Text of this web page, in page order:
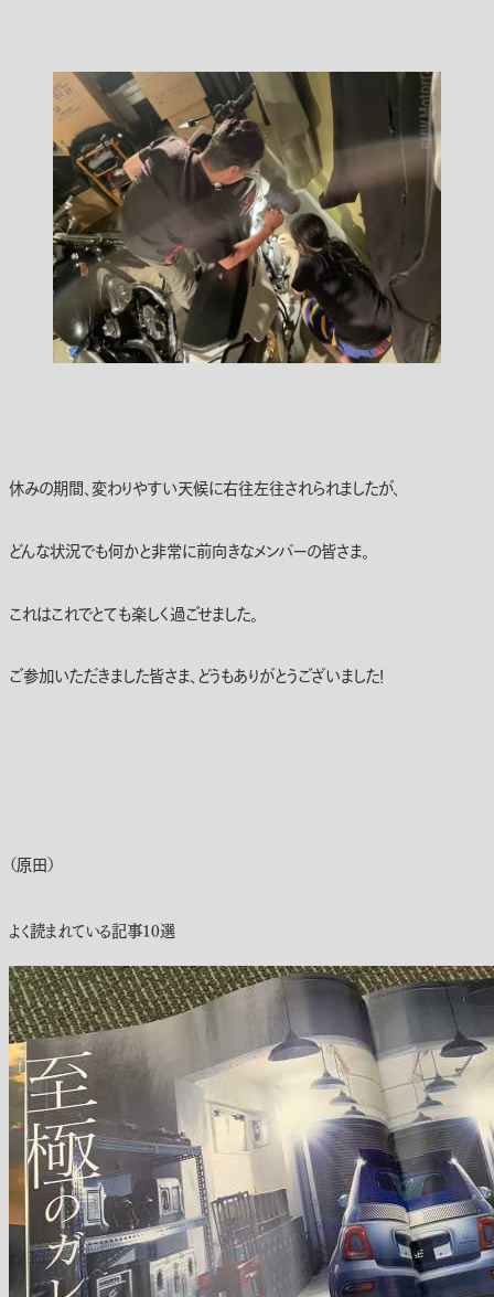
休みの期間、変わりやすい天候に右往左往されられましたが、
どんな状況でも何かと非常に前向きなメンバーの皆さま。
これはこれでとても楽しく過ごせました。
ご参加いただきました皆さま、どうもありがとうございました！
（原田）
よく読まれている記事10選